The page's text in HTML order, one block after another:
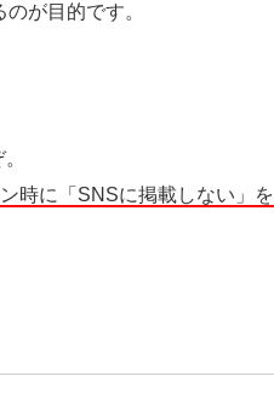
が目的です。
時に「SNSに掲載しない」を